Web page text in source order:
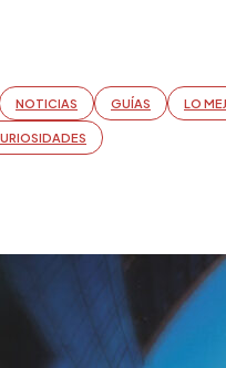
NOTICIAS GUÍAS LO